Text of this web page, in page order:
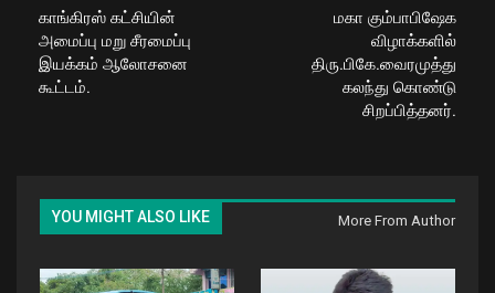
காங்கிரஸ் கட்சியின்
அமைப்பு மறு சீரமைப்பு
இயக்கம் ஆலோசனை
கூட்டம்.
மகா கும்பாபிஷேக
விழாக்களில்
திரு.பிகே.வைரமுத்து
கலந்து கொண்டு
சிறப்பித்தனர்.
YOU MIGHT ALSO LIKE More From Author